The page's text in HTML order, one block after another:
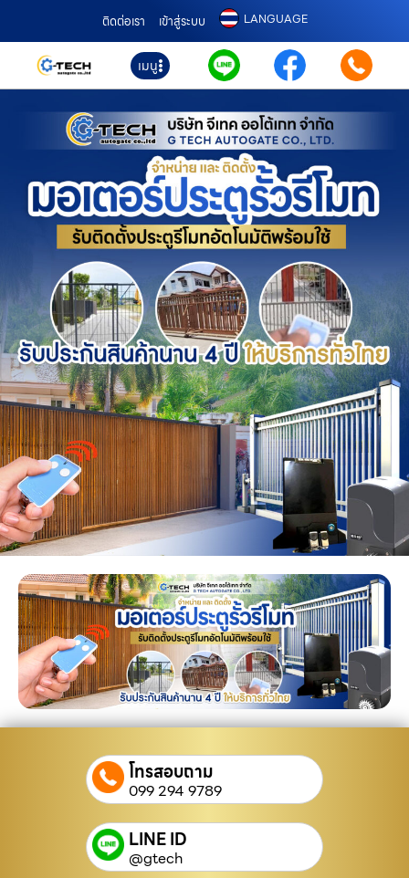
ติดต่อเรา เข้าสู่ระบบ LANGUAGE
เมนู
โทรสอบถาม
099 294 9789
LINE ID
@gtech